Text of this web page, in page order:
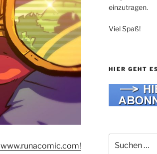
www.runacomic.com!
einzutragen.
Viel Spaß!
HIER GEHT
nach: